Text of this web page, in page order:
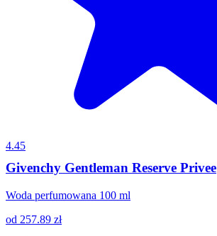
4.45
Givenchy Gentleman Reserve Privee
Woda perfumowana 100 ml
od 257.89 zł